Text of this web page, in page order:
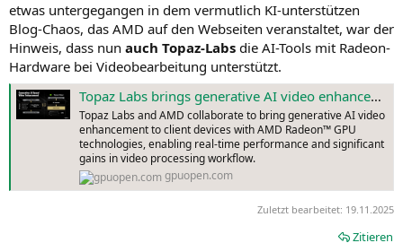
etwas untergegangen in dem vermutlich KI-unterstützen
Blog-Chaos, das AMD auf den Webseiten veranstaltet, war der
Hinweis, dass nun auch Topaz-Labs die AI-Tools mit Radeon-
Hardware bei Videobearbeitung unterstützt.
Topaz Labs brings generative AI video enhancement to AMD Radeon GPUs - AMD GPUOpen
Topaz Labs and AMD collaborate to bring generative AI video
enhancement to client devices with AMD Radeon™ GPU
technologies, enabling real-time performance and significant
gains in video processing workflow.
gpuopen.com
Zuletzt bearbeitet: 19.11.2025
Zitieren